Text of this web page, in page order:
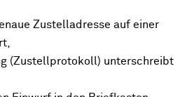
Zustelladresse auf einer
(Zustellprotokoll) unterschreibt